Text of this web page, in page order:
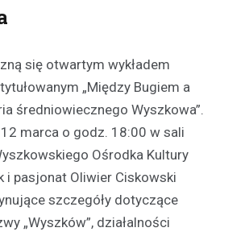
się otwartym wykładem
„Między Bugiem a
średniowiecznego Wyszkowa”.
marca o godz. 18:00 w sali
Ośrodka Kultury
i pasjonat Oliwier Ciskowski
szczegóły dotyczące
„Wyszków”, działalności